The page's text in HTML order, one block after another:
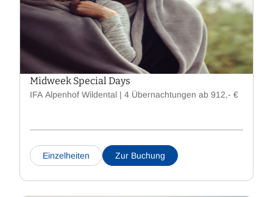
Midweek Special Days
IFA Alpenhof Wildental | 4 Übernachtungen ab 912,- €
Einzelheiten Zur Buchung